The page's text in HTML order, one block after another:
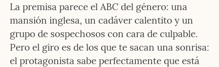
La premisa parece el ABC del género: una
mansión inglesa, un cadáver calentito y un
grupo de sospechosos con cara de culpable.
Pero el giro es de los que te sacan una sonrisa:
el protagonista sabe perfectamente que está